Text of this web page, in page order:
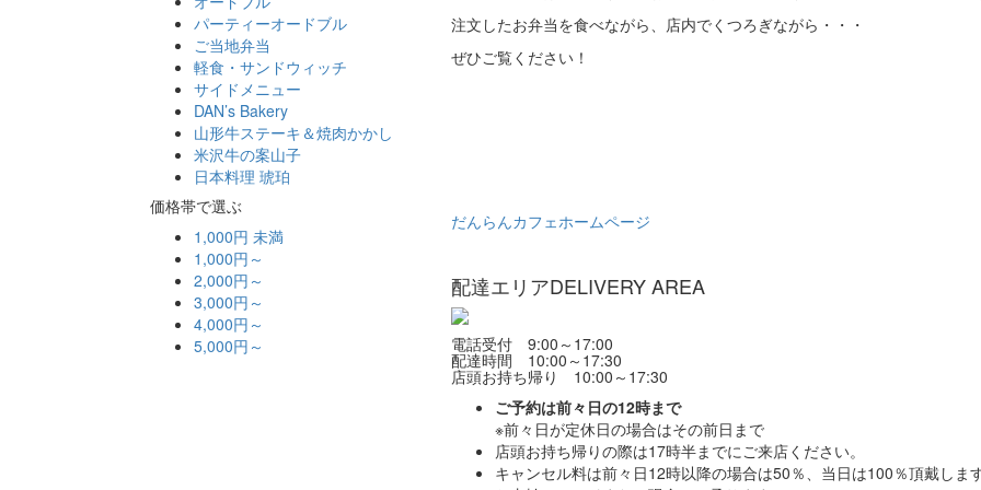
注文したお弁当を食べながら、店内でくつろぎながら・・・
ぜひご覧ください！
だんらんカフェホームページ
配達エリアDELIVERY AREA
電話受付 9:00～17:00
配達時間 10:00～17:30
店頭お持ち帰り 10:00～17:30
ご予約は前々日の12時まで
※前々日が定休日の場合はその前日まで
店頭お持ち帰りの際は17時半までにご来店ください。
キャンセル料は前々日12時以降の場合は50％、当日は100％頂戴しま
パーティーオードブル
ご当地弁当
軽食・サンドウィッチ
サイドメニュー
DAN’s Bakery
山形牛ステーキ＆焼肉かかし
米沢牛の案山子
日本料理 琥珀
価格帯で選ぶ
1,000円 未満
1,000円～
2,000円～
3,000円～
4,000円～
5,000円～